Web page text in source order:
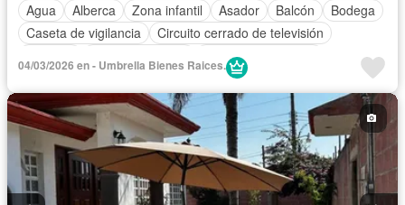
Agua
Alberca Zona infantil Asador Balcón
Bodega
Caseta de vigilancia
Circuito cerrado de televisión
Cuarto de Limpieza
Gas natural
Internet
Jacuzzi Jardín
Recámara con closet
Sala polivalente
Seguridad
Televisión por cable
Terraza
Vista panorámica Wifi
Zonas verdes
Sin amueblar
04/03/2026 en - Umbrella Bienes Raices.